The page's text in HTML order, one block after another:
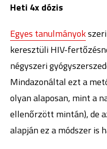
Heti 4x dózis
Egyes tanulmányok
keresztüli HIV-
négyszeri
Mindazonáltal ezt a
olyan alaposan, mint a
ellenőrzött mintán), de
alapján ez a módszer is